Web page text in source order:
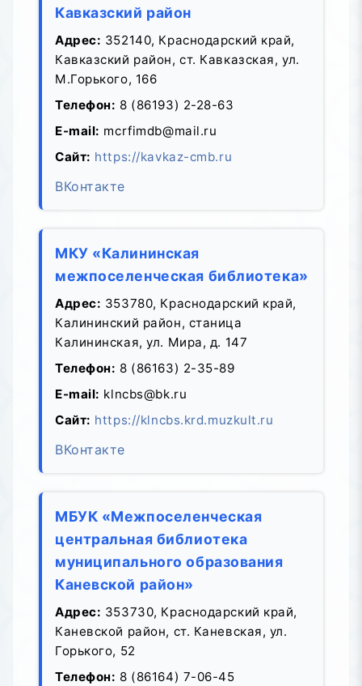
Кавказский район
Адрес: 352140, Краснодарский край,
Кавказский район, ст. Кавказская, ул.
М.Горького, 166
Телефон: 8 (86193) 2-28-63
E-mail: mcrfimdb@mail.ru
Сайт: https://kavkaz-cmb.ru
ВКонтакте
МКУ «Калининская
межпоселенческая библиотека»
Адрес: 353780, Краснодарский край,
Калининский район, станица
Калининская, ул. Мира, д. 147
Телефон: 8 (86163) 2-35-89
E-mail: klncbs@bk.ru
Сайт: https://klncbs.krd.muzkult.ru
ВКонтакте
МБУК «Межпоселенческая
центральная библиотека
муниципального образования
Каневской район»
Адрес: 353730, Краснодарский край,
Каневской район, ст. Каневская, ул.
Горького, 52
Телефон: 8 (86164) 7-06-45